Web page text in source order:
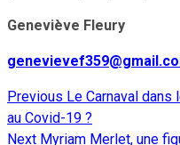
Geneviève Fleury
Continue
Reading
Previous Le Carnaval
au Covid-19 ?
Next Myriam Merlet, une